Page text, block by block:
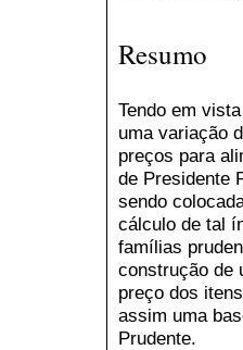
Resumo
Tendo em
uma variação
preços para
de Presidente
sendo
cálculo de tal
famílias
construção de
preço dos
assim uma
Prudente.